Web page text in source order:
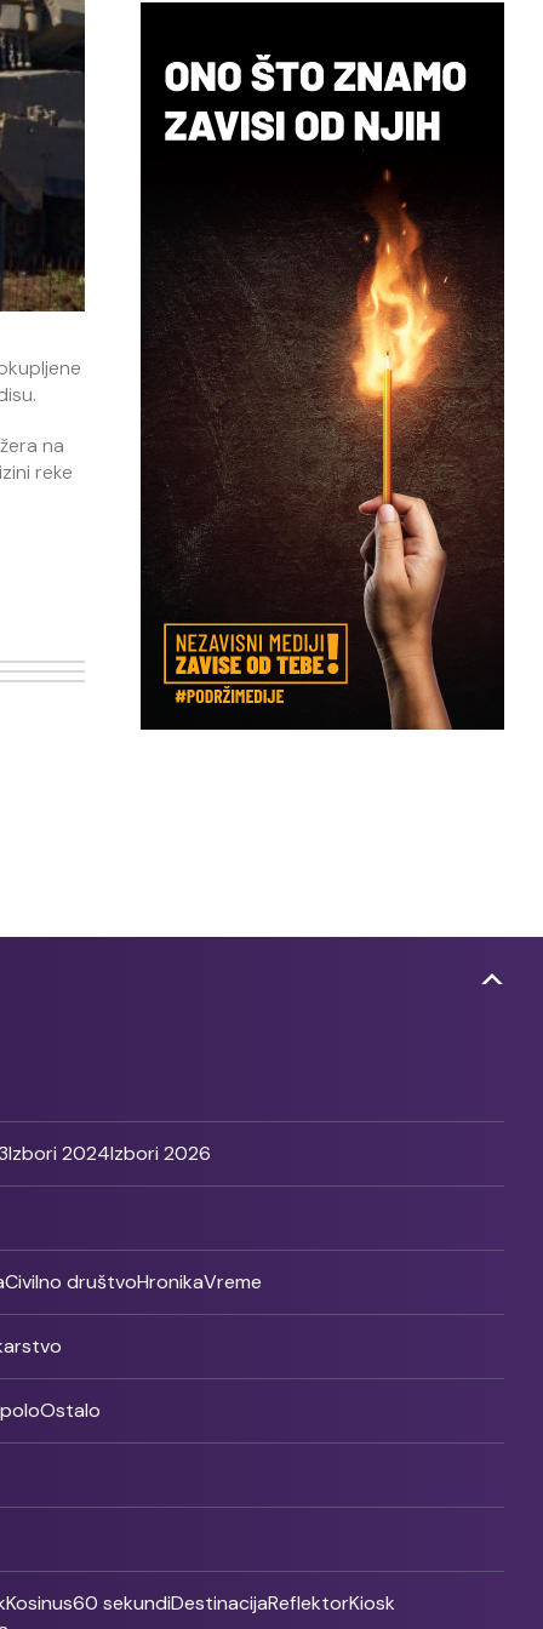
na
reke
Izbori 2024Izbori 2026
Civilno društvoHronikaVreme
Ostalo
Kosinus60 sekundiDestinacijaReflektorKiosk